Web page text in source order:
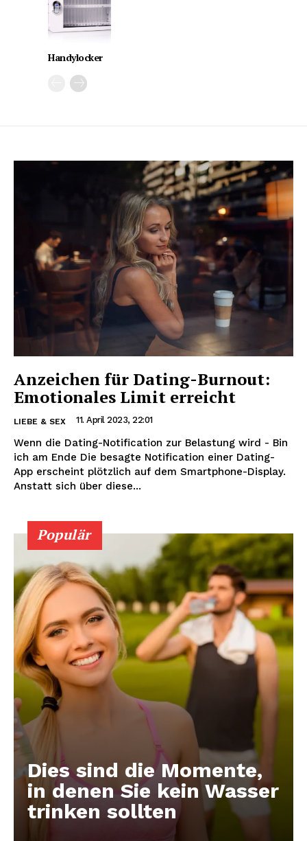
Handylocker
Anzeichen für Dating-Burnout:
Emotionales Limit erreicht
LIEBE & SEX 11. April 2023, 22:01
Wenn die Dating-Notification zur Belastung wird - Bin
ich am Ende Die besagte Notification einer Dating-
App erscheint plötzlich auf dem Smartphone-Display.
Anstatt sich über diese...
Populär
Dies sind die Momente,
in denen Sie kein Wasser
trinken sollten